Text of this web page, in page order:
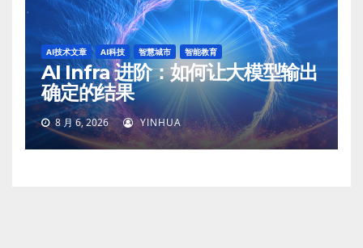
AI技术文章 AI科技 智慧城市 智能教育
AI Infra 进阶：如何让大模型输出
确定的结果
8 月 6, 2026 YINHUA